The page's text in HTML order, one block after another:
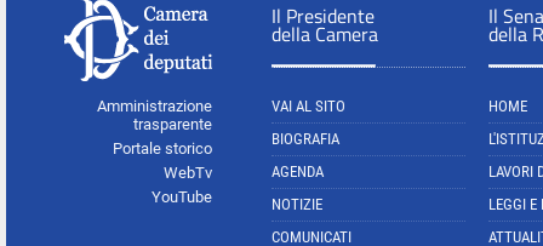
Amministrazione
trasparente
Portale storico
WebTv
YouTube
Il Presidente
della Camera
VAI AL SITO
BIOGRAFIA
AGENDA
NOTIZIE
COMUNICATI
Il
della
HOME
LAVORI
LEGGI E